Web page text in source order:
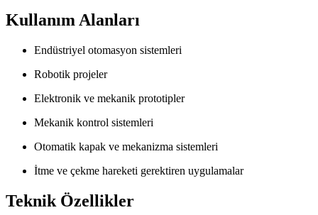
Kullanım Alanları
Endüstriyel otomasyon sistemleri
Robotik projeler
Elektronik ve mekanik prototipler
Mekanik kontrol sistemleri
Otomatik kapak ve mekanizma sistemleri
İtme ve çekme hareketi gerektiren uygulamalar
Teknik Özellikler